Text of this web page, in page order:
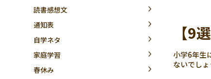
読書感想文
通知表
自学ネタ
家庭学習
春休み
【9
小学6年生
ないでしょ